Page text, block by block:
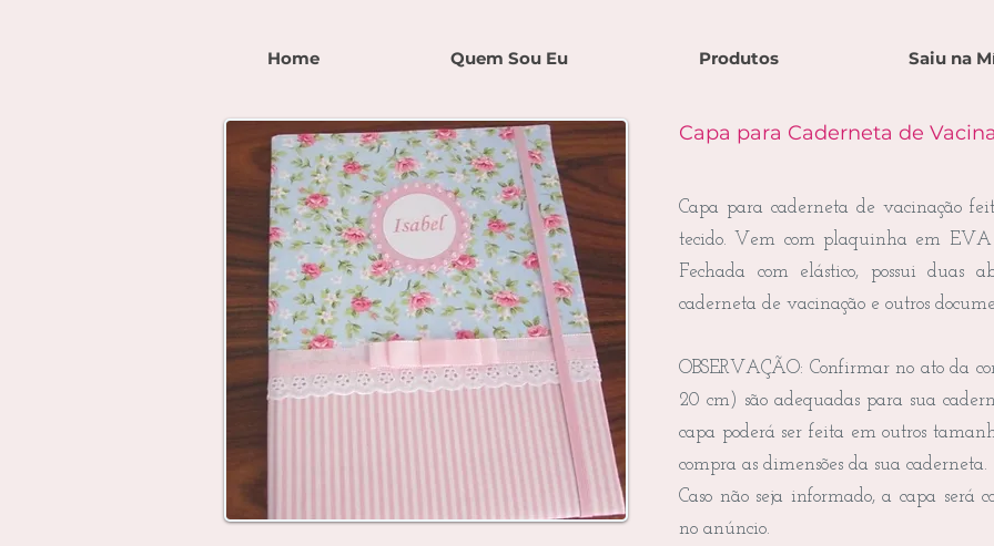
Home Quem Sou Eu Produtos Saiu na
Capa para Caderneta de
Capa para caderneta de vacinação
tecido. Vem com plaquinha em EVA
Fechada com elástico, possui duas
caderneta de vacinação e outros
OBSERVAÇÃO: Confirmar no ato da
20 cm) são adequadas para sua
capa poderá ser feita em outros
compra as dimensões da sua caderneta.
Caso não seja informado, a capa será
no anúncio.